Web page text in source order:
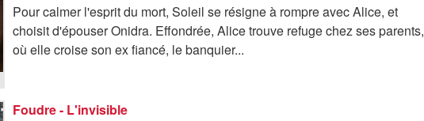
Pour calmer l'esprit du mort, Soleil se résigne à rompre avec Alice, et
choisit d'épouser Onidra. Effondrée, Alice trouve refuge chez ses parents,
où elle croise son ex fiancé, le banquier...
Foudre - L'invisible